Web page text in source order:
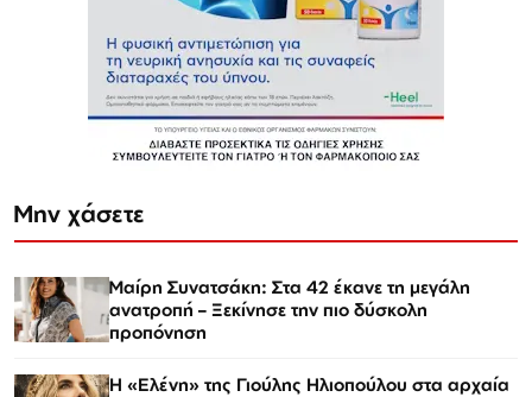
Μην χάσετε
Μαίρη Συνατσάκη: Στα 42 έκανε τη μεγάλη
ανατροπή – Ξεκίνησε την πιο δύσκολη
προπόνηση
Η «Ελένη» της Γιούλης Ηλιοπούλου στα αρχαία